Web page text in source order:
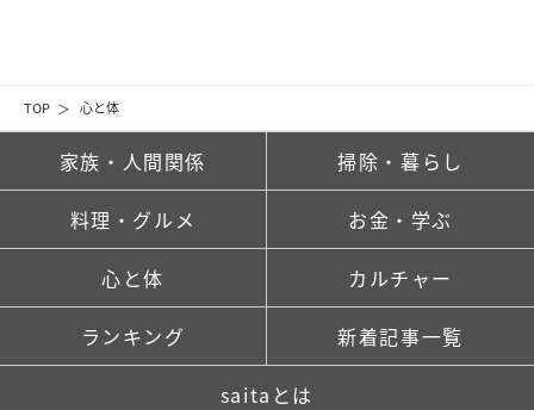
TOP 心と体
家族・人間関係 掃除・暮らし
料理・グルメ お金・学ぶ
心と体 カルチャー
ランキング 新着記事一覧
saitaとは